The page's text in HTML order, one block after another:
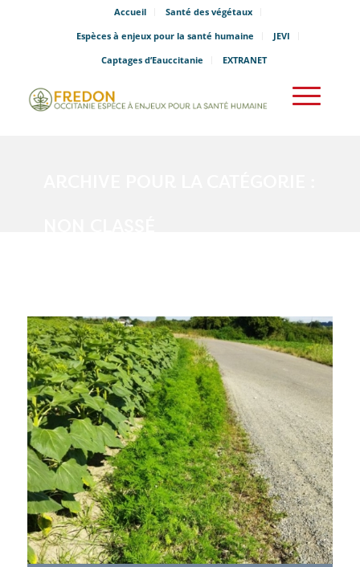
Accueil
Santé des végétaux
Espèces à enjeux pour la santé humaine
JEVI
Captages d’Eauccitanie
EXTRANET